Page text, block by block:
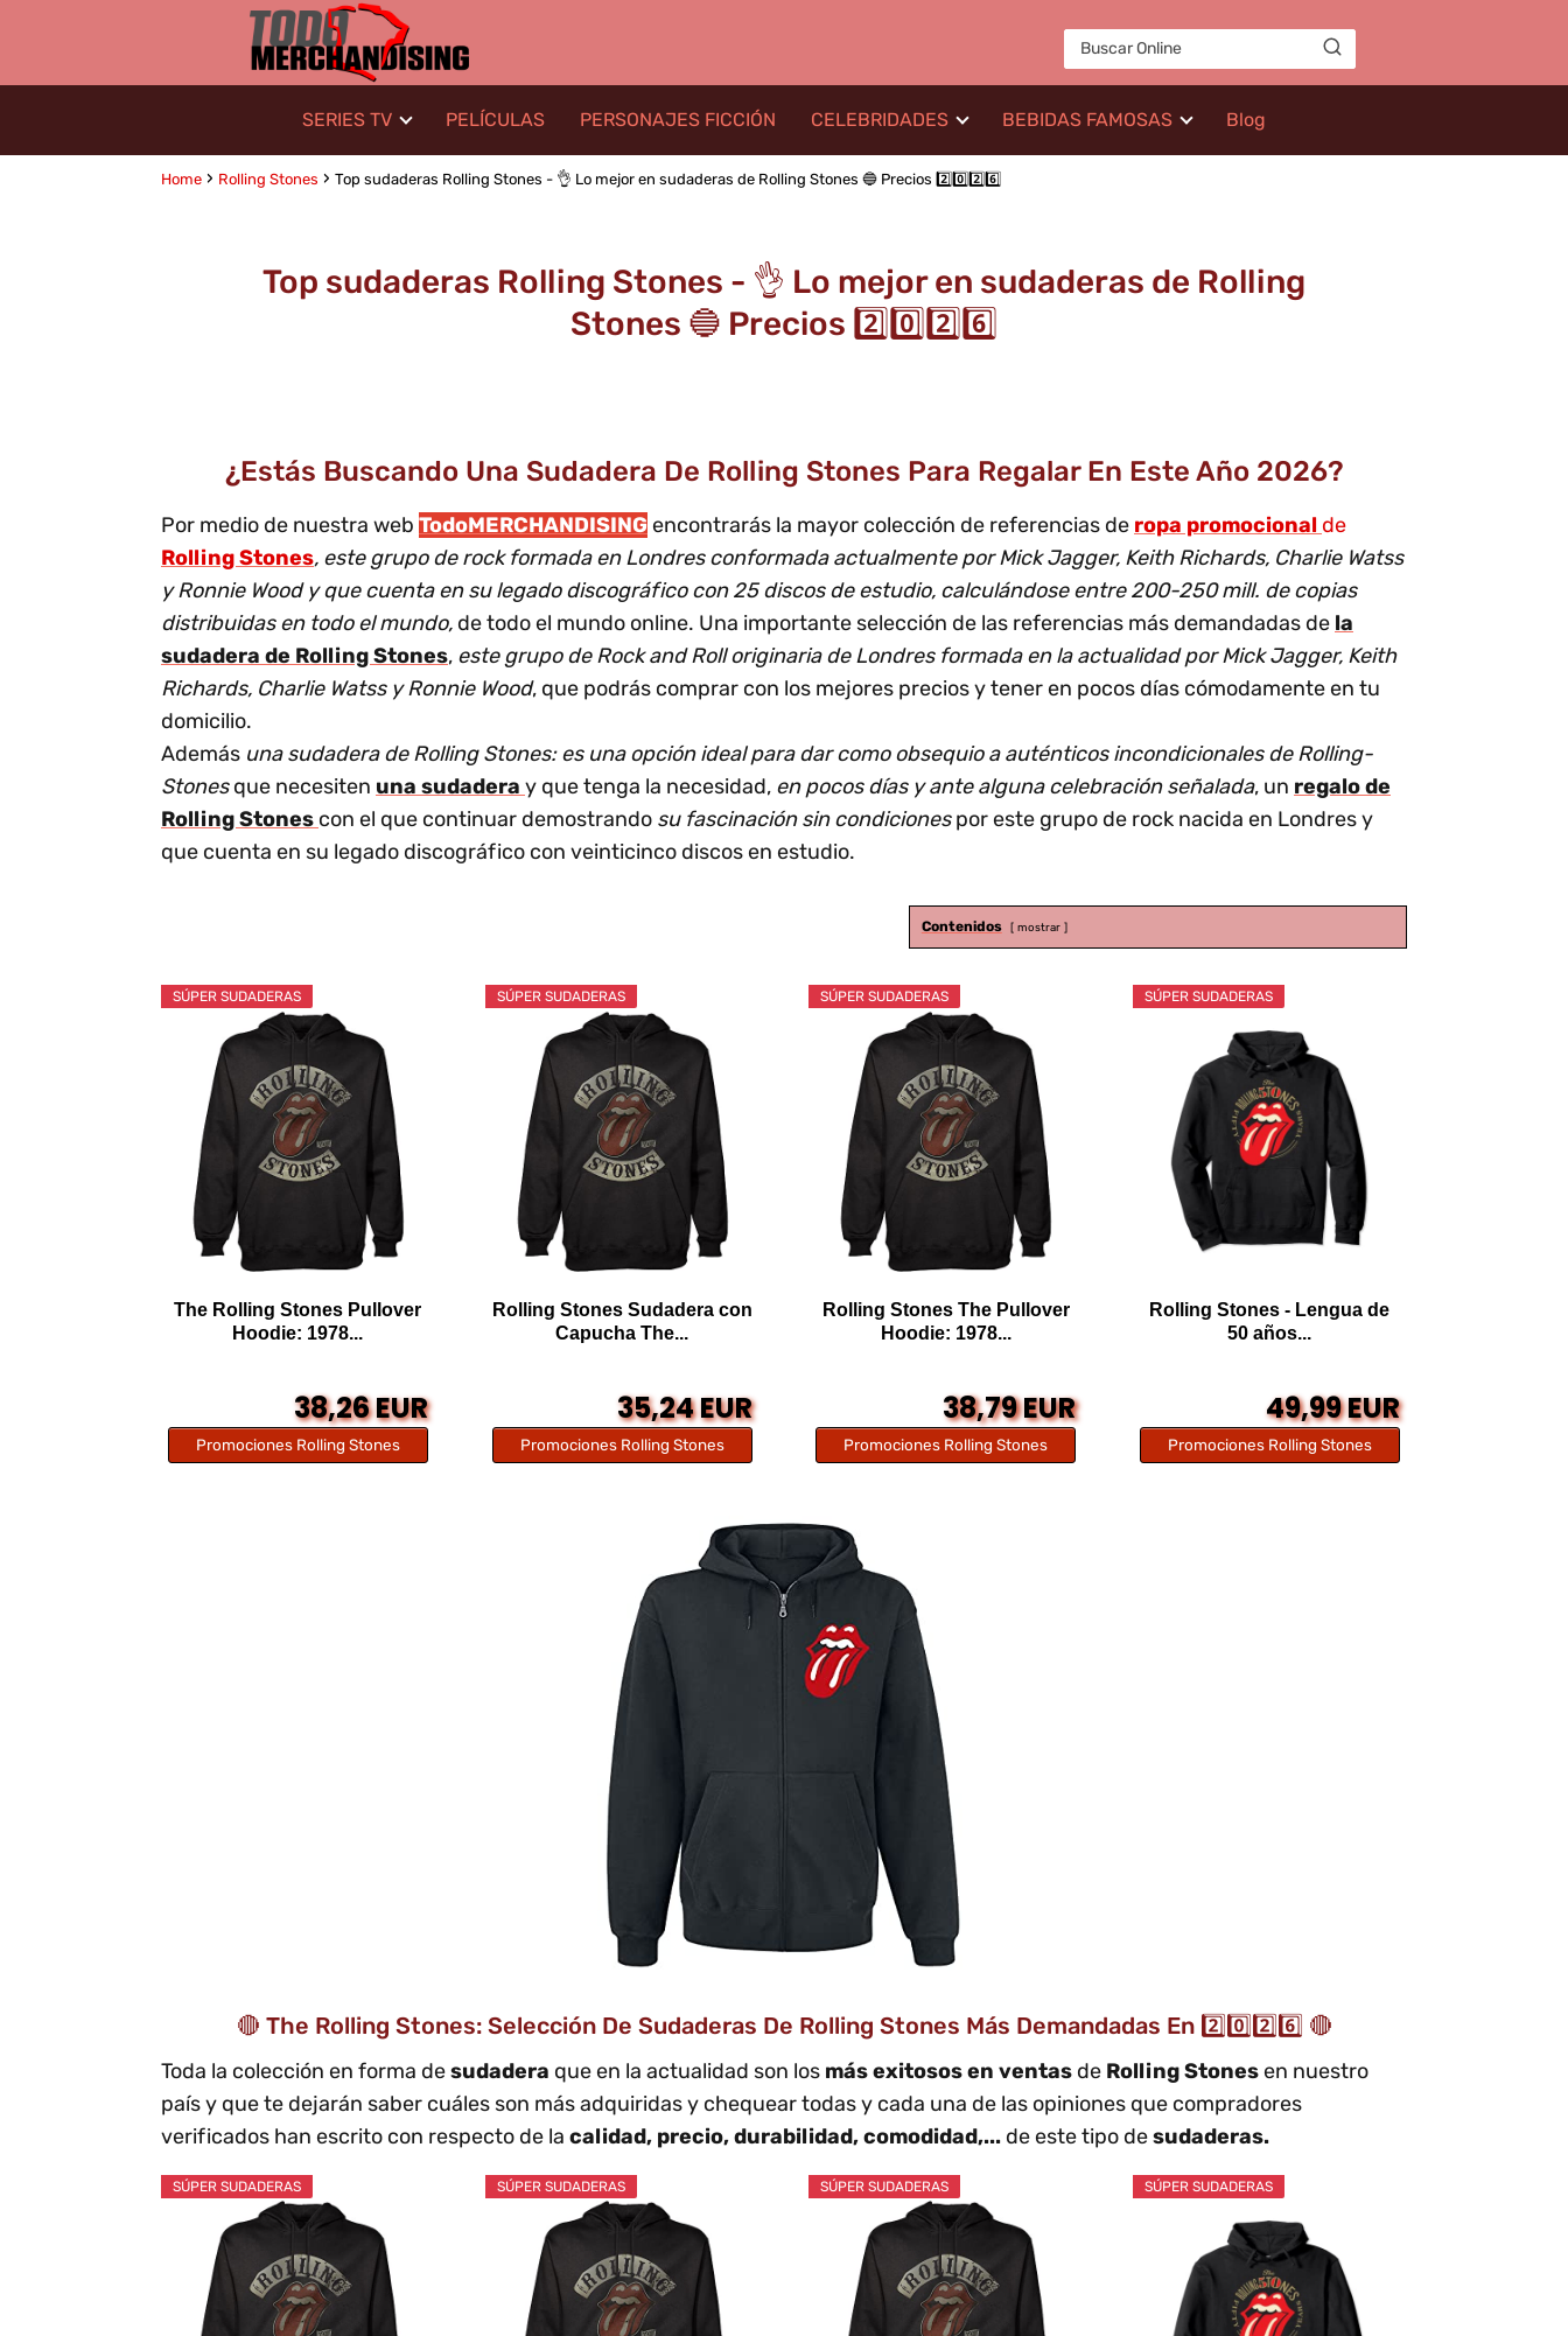
SERIES TV PELÍCULAS PERSONAJES FICCIÓN CELEBRIDADES BEBIDAS FAMOSAS Blog
Home Rolling Stones Top sudaderas Rolling Stones - 👌 Lo mejor en sudaderas de Rolling Stones 🔵 Precios 2️⃣0️⃣2️⃣6️⃣
Top sudaderas Rolling Stones - 👌 Lo mejor en sudaderas de Rolling
Stones 🔵 Precios 2️⃣0️⃣2️⃣6️⃣
¿Estás Buscando Una Sudadera De Rolling Stones Para Regalar En Este Año 2026?
Por medio de nuestra web TodoMERCHANDISINGencontrarás la mayor colección de referencias de ropa promocional de
Rolling Stones, este grupo de rock formada en Londres conformada actualmente por Mick Jagger, Keith Richards, Charlie Watss
y Ronnie Wood y que cuenta en su legado discográfico con 25 discos de estudio, calculándose entre 200-250 mill. de copias
distribuidas en todo el mundo, de todo el mundo online. Una importante selección de las referencias más demandadas de la
sudadera de Rolling Stones, este grupo de Rock and Roll originaria de Londres formada en la actualidad por Mick Jagger, Keith
Richards, Charlie Watss y Ronnie Wood, que podrás comprar con los mejores precios y tener en pocos días cómodamente en tu
domicilio.
Además una sudadera de Rolling Stones: es una opción ideal para dar como obsequio a auténticos incondicionales de Rolling-
Stonesque necesiten una sudadera y que tenga la necesidad, en pocos días y ante alguna celebración señalada, un regalo de
Rolling Stones con el que continuar demostrando su fascinación sin condicionespor este grupo de rock nacida en Londres y
que cuenta en su legado discográfico con veinticinco discos en estudio.
Contenidos mostrar
SÚPER SUDADERAS
The Rolling Stones Pullover
Hoodie: 1978...
38,26 EUR
Promociones Rolling Stones
SÚPER SUDADERAS
Rolling Stones Sudadera con
Capucha The...
35,24 EUR
Promociones Rolling Stones
SÚPER SUDADERAS
Rolling Stones The Pullover
Hoodie: 1978...
38,79 EUR
Promociones Rolling Stones
SÚPER SUDADERAS
Rolling Stones - Lengua de
50 años...
49,99 EUR
Promociones Rolling Stones
🔴 The Rolling Stones: Selección De Sudaderas De Rolling Stones Más Demandadas En 2️⃣0️⃣2️⃣6️⃣ 🔴
Toda la colección en forma desudadera que en la actualidad son los más exitosos en ventas de Rolling Stonesen nuestro
país y que te dejarán saber cuáles son más adquiridas y chequear todas y cada una de las opiniones que compradores
verificados han escrito con respecto de la calidad, precio, durabilidad, comodidad,... de este tipo desudaderas.
SÚPER SUDADERAS SÚPER SUDADERAS SÚPER SUDADERAS SÚPER SUDADERAS